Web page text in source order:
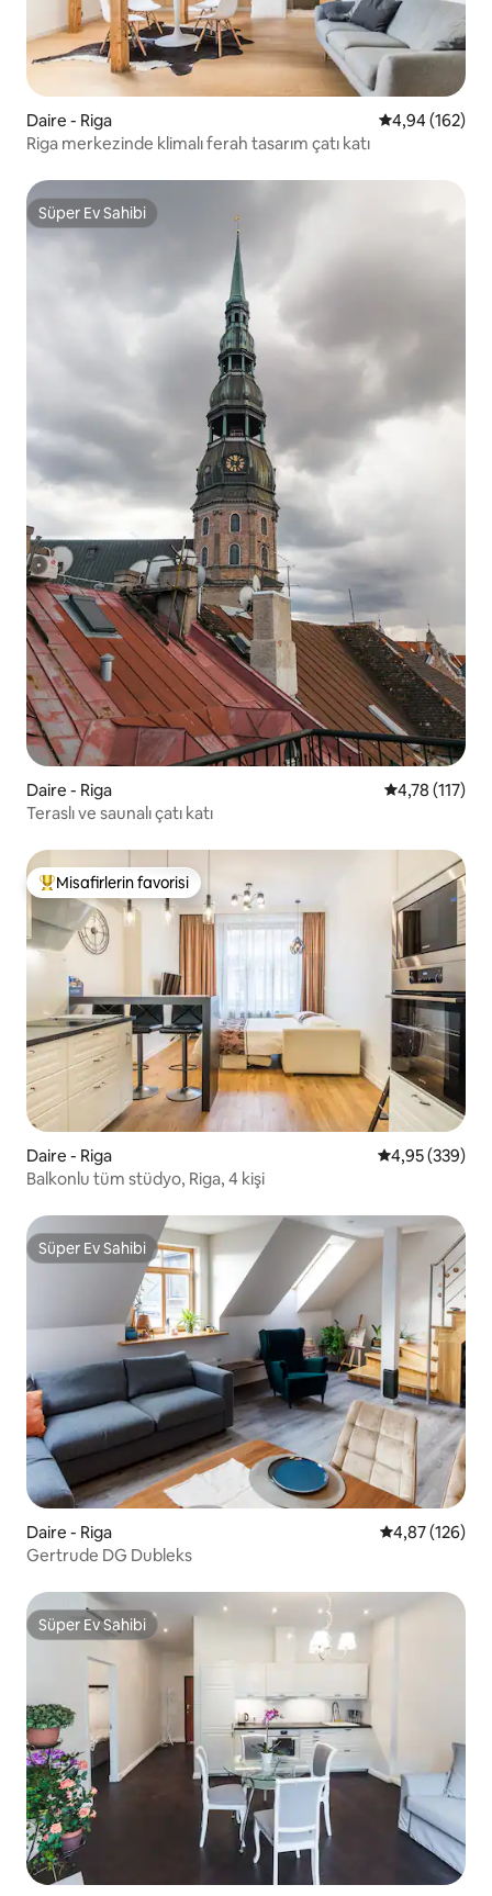
Daire - Riga 5 üzerinden
4,94 (162)
Riga merkezinde klimalı ferah tasarım çatı katı
Süper Ev Sahibi
Süper Ev Sahibi
Daire - Riga 5 üzerinden
4,78 (117)
Teraslı ve saunalı çatı katı
Misafirlerin favorilerinden en beğenilenler arasında
Misafirlerin favorisi
Daire - Riga 5 üzerinden
4,95 (339)
Balkonlu tüm stüdyo, Riga, 4 kişi
Süper Ev Sahibi
Süper Ev Sahibi
Daire - Riga 5 üzerinden
4,87 (126)
Gertrude DG Dubleks
Süper Ev Sahibi
Süper Ev Sahibi